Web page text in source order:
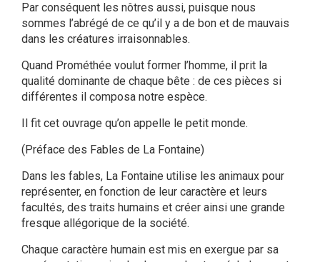
Par conséquent les nôtres aussi, puisque nous
sommes l’abrégé de ce qu’il y a de bon et de mauvais
dans les créatures irraisonnables.
Quand Prométhée voulut former l’homme, il prit la
qualité dominante de chaque bête : de ces pièces si
différentes il composa notre espèce.
Il fit cet ouvrage qu’on appelle le petit monde.
(Préface des Fables de La Fontaine)
Dans les fables, La Fontaine utilise les animaux pour
représenter, en fonction de leur caractère et leurs
facultés, des traits humains et créer ainsi une grande
fresque allégorique de la société.
Chaque caractère humain est mis en exergue par sa